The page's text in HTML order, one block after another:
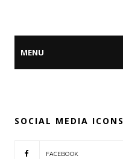
SOCIAL MEDIA ICONS
FACEBOOK